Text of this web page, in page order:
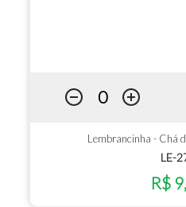
Lembrancinha - Chá
LE-
R$